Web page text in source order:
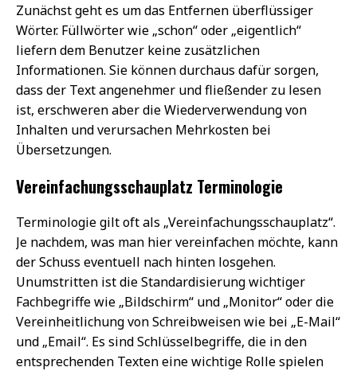
Zunächst geht es um das Entfernen überflüssiger
Wörter. Füllwörter wie „schon“ oder „eigentlich“
liefern dem Benutzer keine zusätzlichen
Informationen. Sie können durchaus dafür sorgen,
dass der Text angenehmer und fließender zu lesen
ist, erschweren aber die Wiederverwendung von
Inhalten und verursachen Mehrkosten bei
Übersetzungen.
Vereinfachungsschauplatz Terminologie
Terminologie gilt oft als „Vereinfachungsschauplatz“.
Je nachdem, was man hier vereinfachen möchte, kann
der Schuss eventuell nach hinten losgehen.
Unumstritten ist die Standardisierung wichtiger
Fachbegriffe wie „Bildschirm“ und „Monitor“ oder die
Vereinheitlichung von Schreibweisen wie bei „E-Mail“
und „Email“. Es sind Schlüsselbegriffe, die in den
entsprechenden Texten eine wichtige Rolle spielen